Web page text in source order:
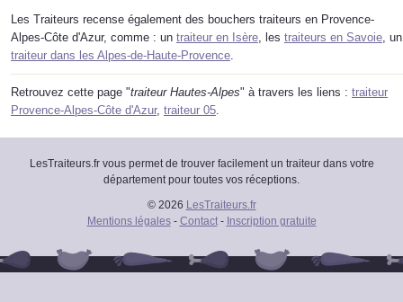
Les Traiteurs recense également des bouchers traiteurs en Provence-
Alpes-Côte d'Azur, comme : un traiteur en Isère , les traiteurs en Savoie , un
traiteur dans les Alpes-de-Haute-Provence
Retrouvez cette page "traiteur Hautes-Alpes" à travers les liens : traiteur
Provence-Alpes-Côte d'Azur, traiteur 05
LesTraiteurs.fr vous permet de trouver facilement un traiteur dans votre
département pour toutes vos réceptions.
© 2026 LesTraiteurs.fr
Mentions légales- Contact- Inscription gratuite